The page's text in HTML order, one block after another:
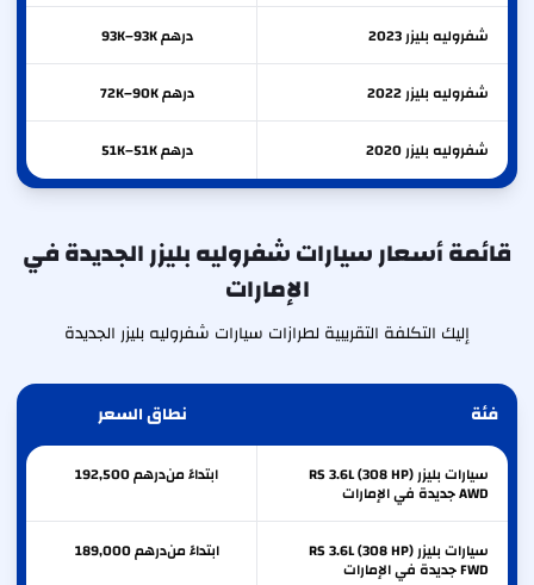
شفروليه بليزر2023 درهم 93K–93K
شفروليه بليزر2022 درهم 72K–90K
شفروليه بليزر2020 درهم 51K–51K
قائمة أسعار سيارات شفروليه بليزر الجديدة في
الإمارات
إليك التكلفة التقريبية لطرازات سيارات شفروليه بليزر الجديدة
فئة نطاق السعر
سيارات بليزر RS 3.6L (308 HP)
AWD جديدة في الإمارات
ابتداءً من 192,500درهم
سيارات بليزر RS 3.6L (308 HP)
FWD جديدة في الإمارات
ابتداءً من 189,000درهم